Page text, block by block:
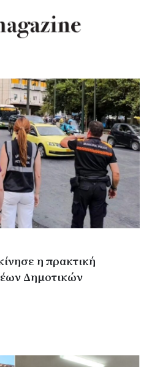
η πρακτική
Δημοτικών